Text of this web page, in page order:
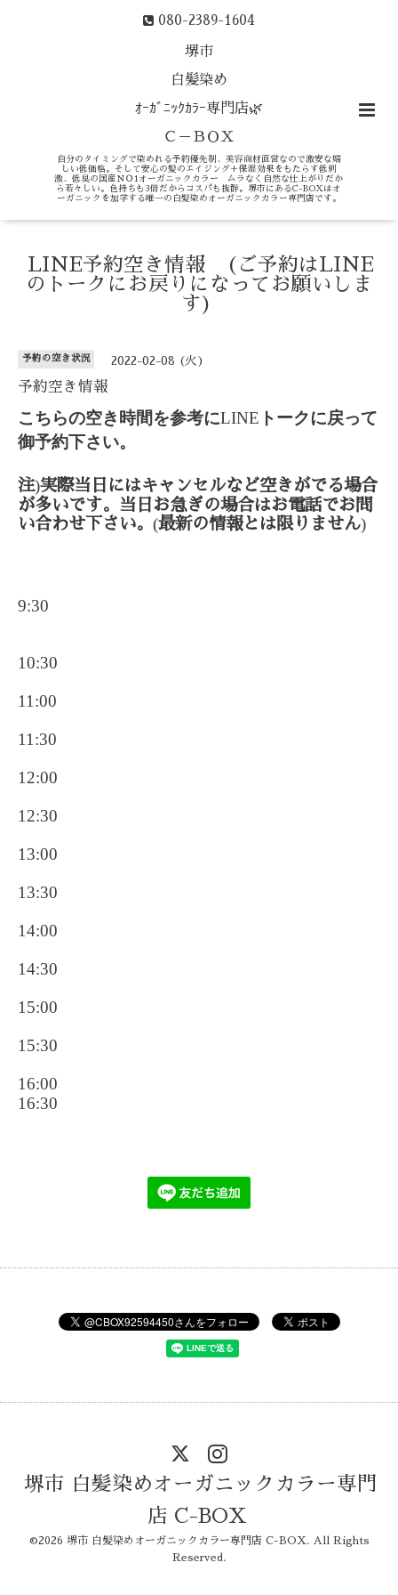
080-2389-1604
堺市
白髪染め
ｵｰｶﾞﾆｯｸｶﾗｰ専門店🌿
Ｃ－ＢＯＸ
自分のタイミングで染めれる予約優先制、美容商材直営なので激安な嬉
しい低価格。そして安心の髪のエイジング＋保湿効果をもたらす低刺
激、低臭の国産ＮＯ1オーガニックカラー ムラなく自然な仕上がりだか
ら若々しい。色持ちも3倍だからコスパも抜群。堺市にあるC-BOXはオ
ーガニックを加学する唯一の白髪染めオーガニックカラー専門店です。
LINE予約空き情報 (ご予約はLINE
のトークにお戻りになってお願いしま
す)
予約の空き状況 2022-02-08 (火)
予約空き情報
こちらの空き時間を参考にLINE トークに戻って
御予約下さい。
注)実際当日にはキャンセルなど空きがでる場合
が多いです。当日お急ぎの場合はお電話でお問
い合わせ下さい。 (最新の情報とは限りません)
9:30
10:30
11:00
11:30
12:00
12:30
13:00
13:30
14:00
14:30
15:00
15:30
16:00
16:30
堺市 白髪染めオーガニックカラー専門
店 C-BOX
©2026 堺市 白髪染めオーガニックカラー専門店 C-BOX. All Rights
Reserved.